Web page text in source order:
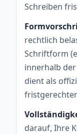
Schreiben
rechtlich
Schriftform
innerhalb der
dient als
darauf, Ihre